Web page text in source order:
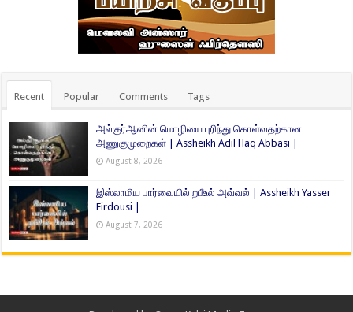
Recent Popular Comments Tags
அல்குர்ஆனின் மொழியை புரிந்து கொள்வதற்கான
அணுகுமுறைகள் | Assheikh Adil Haq Abbasi |
August 8, 2026
இஸ்லாமிய பார்வையில் றபீஉல் அவ்வல் | Assheikh Yasser
Firdousi |
August 7, 2026